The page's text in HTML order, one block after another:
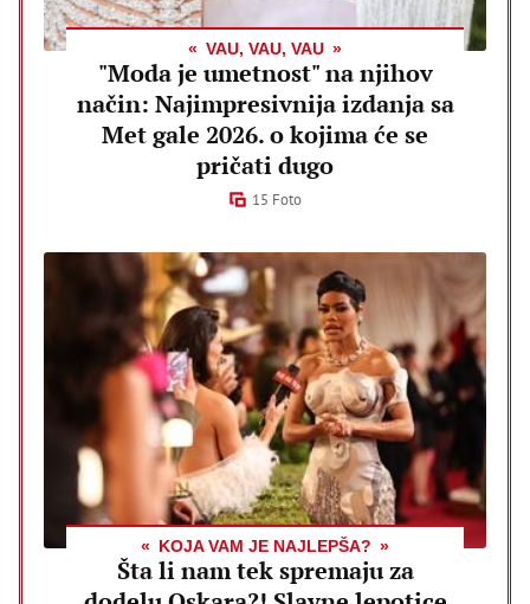
VAU, VAU, VAU
"Moda je umetnost" na njihov
način: Najimpresivnija izdanja sa
Met gale 2026. o kojima će se
pričati dugo
15 Foto
KOJA VAM JE NAJLEPŠA?
Šta li nam tek spremaju za